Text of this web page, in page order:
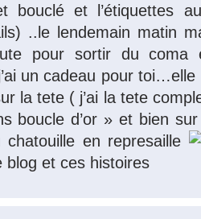
et l’étiquettes
..le lendemain matin
pour sortir du
un cadeau pour
la tete ( j’ai la tete
boucle d’or » et bien
en represaille
blog et ces histoires